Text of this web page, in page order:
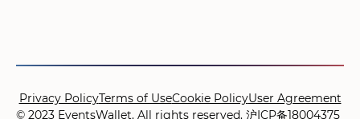
© 2023 EventsWallet. All rights reserved. 沪ICP备18004375
Privacy PolicyTerms of UseCookie PolicyUser Agreement